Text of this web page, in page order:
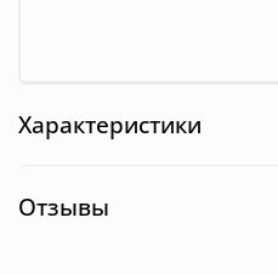
Характеристики
Отзывы